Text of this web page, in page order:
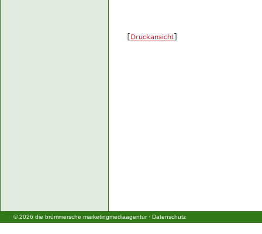
© 2026 die brümmersche marketingmediaagentur· Datenschutz